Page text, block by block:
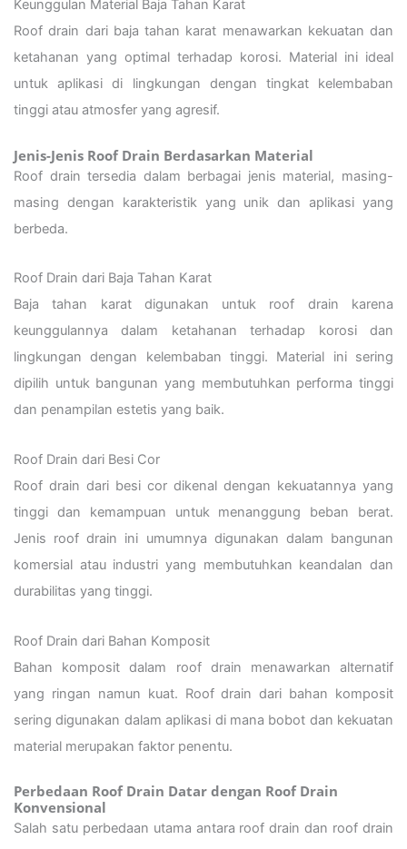
Keunggulan Material Baja Tahan Karat
Roof drain dari baja tahan karat menawarkan kekuatan dan
ketahanan yang optimal terhadap korosi. Material ini ideal
untuk aplikasi di lingkungan dengan tingkat kelembaban
tinggi atau atmosfer yang agresif.
Jenis-Jenis Roof Drain Berdasarkan Material
Roof drain tersedia dalam berbagai jenis material, masing-
masing dengan karakteristik yang unik dan aplikasi yang
berbeda.
Roof Drain dari Baja Tahan Karat
Baja tahan karat digunakan untuk roof drain karena
keunggulannya dalam ketahanan terhadap korosi dan
lingkungan dengan kelembaban tinggi. Material ini sering
dipilih untuk bangunan yang membutuhkan performa tinggi
dan penampilan estetis yang baik.
Roof Drain dari Besi Cor
Roof drain dari besi cor dikenal dengan kekuatannya yang
tinggi dan kemampuan untuk menanggung beban berat.
Jenis roof drain ini umumnya digunakan dalam bangunan
komersial atau industri yang membutuhkan keandalan dan
durabilitas yang tinggi.
Roof Drain dari Bahan Komposit
Bahan komposit dalam roof drain menawarkan alternatif
yang ringan namun kuat. Roof drain dari bahan komposit
sering digunakan dalam aplikasi di mana bobot dan kekuatan
material merupakan faktor penentu.
Perbedaan Roof Drain Datar dengan Roof Drain
Konvensional
Salah satu perbedaan utama antara roof drain dan roof drain